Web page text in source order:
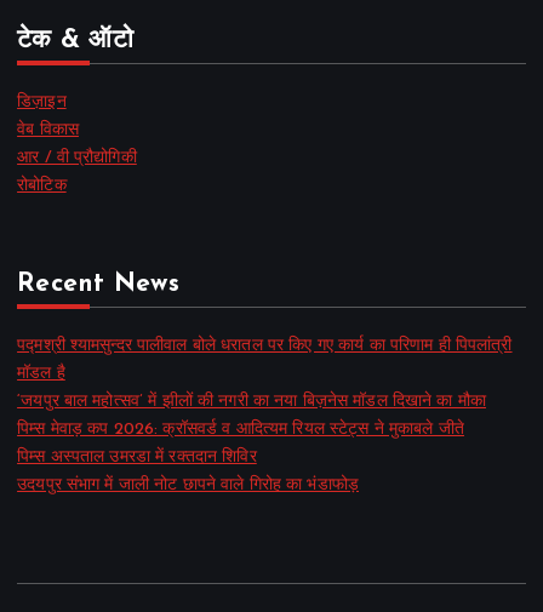
टेक & ऑटो
डिज़ाइन
वेब विकास
आर / वी प्रौद्योगिकी
रोबोटिक
Recent News
पद्मश्री श्यामसुन्दर पालीवाल बोले धरातल पर किए गए कार्य का परिणाम ही पिपलांत्री
मॉडल है
‘जयपुर बाल महोत्सव’ में झीलों की नगरी का नया बिज़नेस मॉडल दिखाने का मौका
पिम्स मेवाड़ कप 2026: क्रॉसवर्ड व आदित्यम रियल स्टेट्स ने मुकाबले जीते
पिम्स अस्पताल उमरडा में रक्तदान शिविर
उदयपुर संभाग में जाली नोट छापने वाले गिरोह का भंडाफोड़